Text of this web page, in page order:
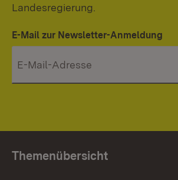
Landesregierung.
E-Mail zur Newsletter-Anmeldung
Themenübersicht